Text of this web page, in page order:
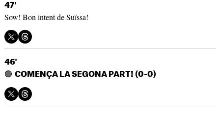
47'
Sow! Bon intent de Suïssa!
46'
🟢 COMENÇA LA SEGONA PART! (0-0)